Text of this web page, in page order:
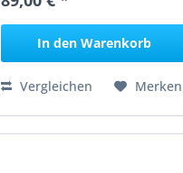
einem Verschlussstopfen als
Einzelventil genutzt werden.
Optimal geeignet ist dieses
Ventil...
In den Warenkorb
Vergleichen Merken